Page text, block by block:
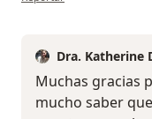
Dra. Katherine
Muchas gracias
mucho saber